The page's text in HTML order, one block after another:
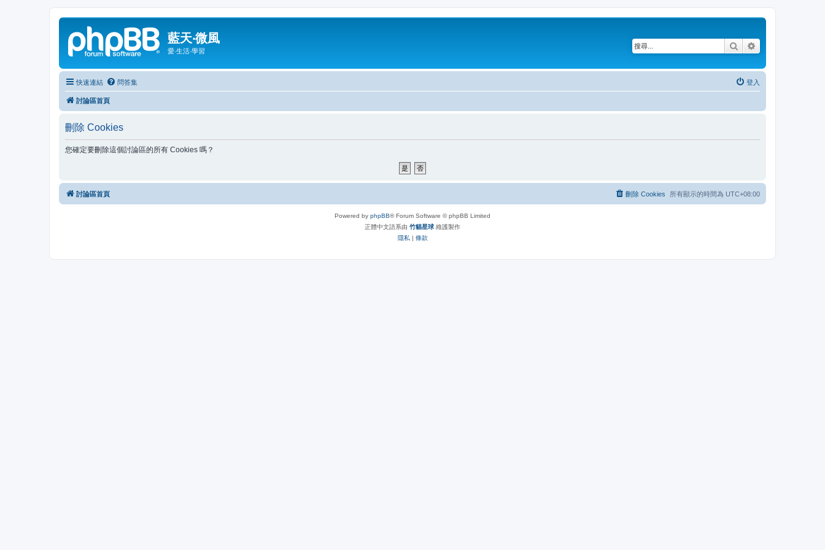
藍天‧微風
愛‧生活‧學習 搜尋
快速連結 問答集 登入
討論區首頁
刪除 Cookies
您確定要刪除這個討論區的所有 Cookies 嗎？
討論區首頁 所有顯示的時間為 UTC+08:00
刪除 Cookies
Powered by phpBB® Forum Software © phpBB Limited
正體中文語系由 竹貓星球 維護製作
隱私 | 條款